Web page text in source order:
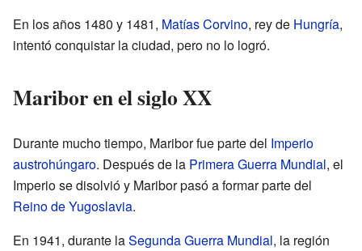
En los años 1480 y 1481, Matías Corvino, rey de Hungría,
intentó conquistar la ciudad, pero no lo logró.
Maribor en el siglo XX
Durante mucho tiempo, Maribor fue parte del Imperio
austrohúngaro. Después de la Primera Guerra Mundial, el
Imperio se disolvió y Maribor pasó a formar parte del
Reino de Yugoslavia.
En 1941, durante laSegunda Guerra Mundial, la región